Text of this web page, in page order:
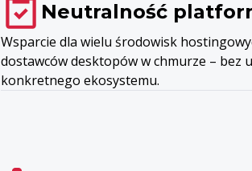
Neutralność
Wsparcie dla wielu środowisk
dostawców desktopów w chmurze – bez
konkretnego ekosystemu.